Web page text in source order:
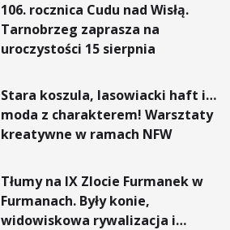
106. rocznica Cudu nad Wisłą.
Tarnobrzeg zaprasza na
uroczystości 15 sierpnia
Stara koszula, lasowiacki haft i…
moda z charakterem! Warsztaty
kreatywne w ramach NFW
Tłumy na IX Zlocie Furmanek w
Furmanach. Były konie,
widowiskowa rywalizacja i